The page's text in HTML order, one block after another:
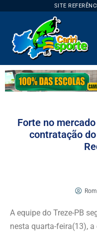
SITE
Forte no
contratação
A equipe do Treze-PB
nesta quarta-feira(13),